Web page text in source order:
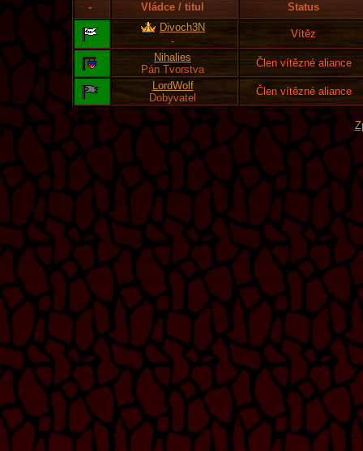
- Vládce / titul
Status
Divoch3N
-
Vítěz
Nihalies
Pán Tvorstva
Člen vítězné aliance
LordWolf
Dobyvatel
Člen vítězné aliance